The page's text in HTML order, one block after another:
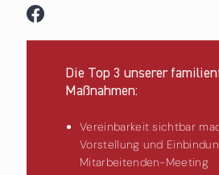
Die Top 3 unserer
Maßnahmen:
Vereinbarkeit sichtbar
Vorstellung und
Mitarbeitenden-Meeting